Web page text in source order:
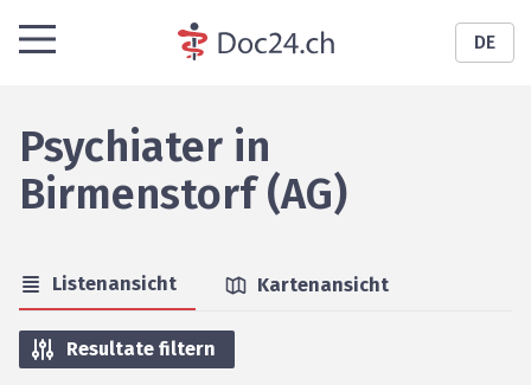
DE
Psychiater in
Birmenstorf (AG)
Listenansicht Kartenansicht
Resultate filtern